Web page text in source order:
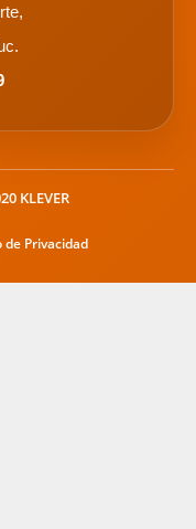
KLEVER
de Privacidad